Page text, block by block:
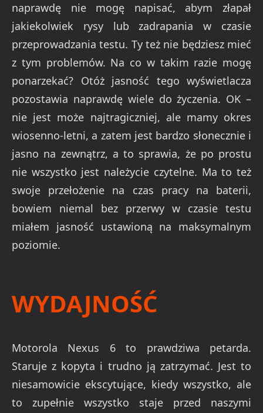
naprawdę nie mogę napisać, abym złapał
jakiekolwiek rysy lub zadrapania w czasie
przeprowadzania testu. Ty też nie będziesz mieć
z tym problemów. Na co w takim razie mogę
ponarzekać? Otóż jasność tego wyświetlacza
pozostawia naprawdę wiele do życzenia. OK –
nie jest może najtragiczniej, ale mamy okres
wiosenno-letni, a zatem jest bardzo słonecznie i
jasno na zewnątrz, a to sprawia, że po prostu
nie wszystko jest należycie czytelne. Ma to też
swoje przełożenie na czas pracy na baterii,
bowiem niemal bez przerwy w czasie testu
miałem jasność ustawioną na maksymalnym
poziomie.
WYDAJNOŚĆ
Motorola Nexus 6 to prawdziwa petarda.
Staruje z kopyta i trudno ją zatrzymać. Jest to
niesamowicie ekscytujące, kiedy wszystko, ale
to zupełnie wszystko staje przed naszymi